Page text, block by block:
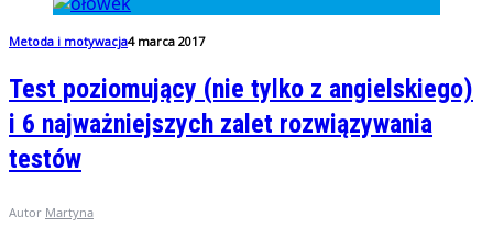
Metoda i motywacja4 marca 2017
Test poziomujący (nie tylko z angielskiego)
i 6 najważniejszych zalet rozwiązywania
testów
Autor Martyna